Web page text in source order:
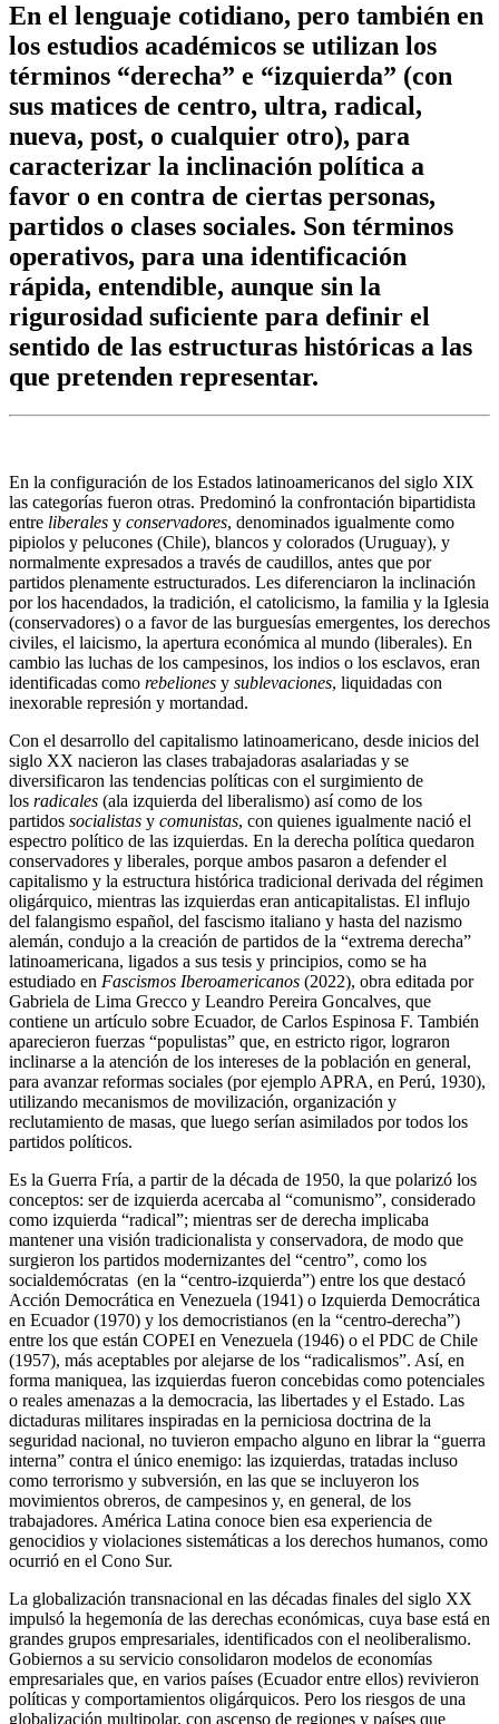
En el lenguaje cotidiano, pero también en
los estudios académicos se utilizan los
términos “derecha” e “izquierda” (con
sus matices de centro, ultra, radical,
nueva, post, o cualquier otro), para
caracterizar la inclinación política a
favor o en contra de ciertas personas,
partidos o clases sociales. Son términos
operativos, para una identificación
rápida, entendible, aunque sin la
rigurosidad suficiente para definir el
sentido de las estructuras históricas a las
que pretenden representar.
En la configuración de los Estados latinoamericanos del siglo XIX
las categorías fueron otras. Predominó la confrontación bipartidista
entre liberales y conservadores, denominados igualmente como
pipiolos y pelucones (Chile), blancos y colorados (Uruguay), y
normalmente expresados a través de caudillos, antes que por
partidos plenamente estructurados. Les diferenciaron la inclinación
por los hacendados, la tradición, el catolicismo, la familia y la Iglesia
(conservadores) o a favor de las burguesías emergentes, los derechos
civiles, el laicismo, la apertura económica al mundo (liberales). En
cambio las luchas de los campesinos, los indios o los esclavos, eran
identificadas como rebeliones y sublevaciones, liquidadas con
inexorable represión y mortandad.
Con el desarrollo del capitalismo latinoamericano, desde inicios del
siglo XX nacieron las clases trabajadoras asalariadas y se
diversificaron las tendencias políticas con el surgimiento de
los radicales (ala izquierda del liberalismo) así como de los
partidos socialistas y comunistas, con quienes igualmente nació el
espectro político de las izquierdas. En la derecha política quedaron
conservadores y liberales, porque ambos pasaron a defender el
capitalismo y la estructura histórica tradicional derivada del régimen
oligárquico, mientras las izquierdas eran anticapitalistas. El influjo
del falangismo español, del fascismo italiano y hasta del nazismo
alemán, condujo a la creación de partidos de la “extrema derecha”
latinoamericana, ligados a sus tesis y principios, como se ha
estudiado en Fascismos Iberoamericanos (2022), obra editada por
Gabriela de Lima Grecco y Leandro Pereira Goncalves, que
contiene un artículo sobre Ecuador, de Carlos Espinosa F. También
aparecieron fuerzas “populistas” que, en estricto rigor, lograron
inclinarse a la atención de los intereses de la población en general,
para avanzar reformas sociales (por ejemplo APRA, en Perú, 1930),
utilizando mecanismos de movilización, organización y
reclutamiento de masas, que luego serían asimilados por todos los
partidos políticos.
Es la Guerra Fría, a partir de la década de 1950, la que polarizó los
conceptos: ser de izquierda acercaba al “comunismo”, considerado
como izquierda “radical”; mientras ser de derecha implicaba
mantener una visión tradicionalista y conservadora, de modo que
surgieron los partidos modernizantes del “centro”, como los
socialdemócratas (en la “centro-izquierda”) entre los que destacó
Acción Democrática en Venezuela (1941) o Izquierda Democrática
en Ecuador (1970) y los democristianos (en la “centro-derecha”)
entre los que están COPEI en Venezuela (1946) o el PDC de Chile
(1957), más aceptables por alejarse de los “radicalismos”. Así, en
forma maniquea, las izquierdas fueron concebidas como potenciales
o reales amenazas a la democracia, las libertades y el Estado. Las
dictaduras militares inspiradas en la perniciosa doctrina de la
seguridad nacional, no tuvieron empacho alguno en librar la “guerra
interna” contra el único enemigo: las izquierdas, tratadas incluso
como terrorismo y subversión, en las que se incluyeron los
movimientos obreros, de campesinos y, en general, de los
trabajadores. América Latina conoce bien esa experiencia de
genocidios y violaciones sistemáticas a los derechos humanos, como
ocurrió en el Cono Sur.
La globalización transnacional en las décadas finales del siglo XX
impulsó la hegemonía de las derechas económicas, cuya base está en
grandes grupos empresariales, identificados con el neoliberalismo.
Gobiernos a su servicio consolidaron modelos de economías
empresariales que, en varios países (Ecuador entre ellos) revivieron
políticas y comportamientos oligárquicos. Pero los riesgos de una
globalización multipolar, con ascenso de regiones y países que